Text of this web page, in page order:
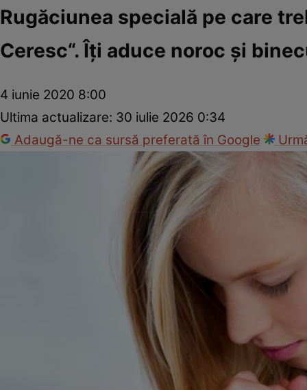
Rugăciunea specială pe care
Ceresc“. Îţi aduce noroc şi
4 iunie 2020 8:00
Ultima actualizare: 30 iulie 2026 0:34
Adaugă-ne ca sursă preferată în Google